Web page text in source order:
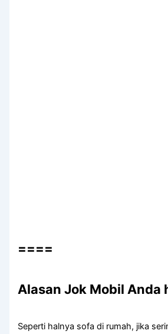
====
Alasan Jok Mobil Andа
Sереrtі halnya sofa dі rumah, јіkа